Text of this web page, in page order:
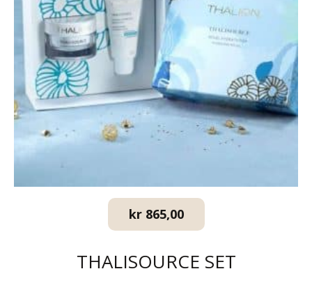
kr865,00
THALISOURCE SET